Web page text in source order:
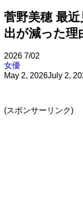
菅野美穂 最
出が減った理
2026 7/02
女優
May 2, 2026July 2,
(スポンサーリンク)